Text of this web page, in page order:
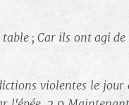
; Car ils ont agi
violentes le